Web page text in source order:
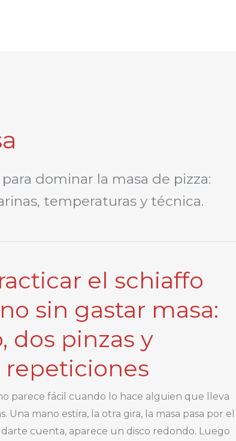
dominar la masa de pizza:
temperaturas y técnica.
el schiaffo
sin gastar masa:
dos pinzas y
repeticiones
parece fácil cuando lo hace alguien que lleva
Una mano estira, la otra gira, la masa pasa por el
darte cuenta, aparece un disco redondo. Luego